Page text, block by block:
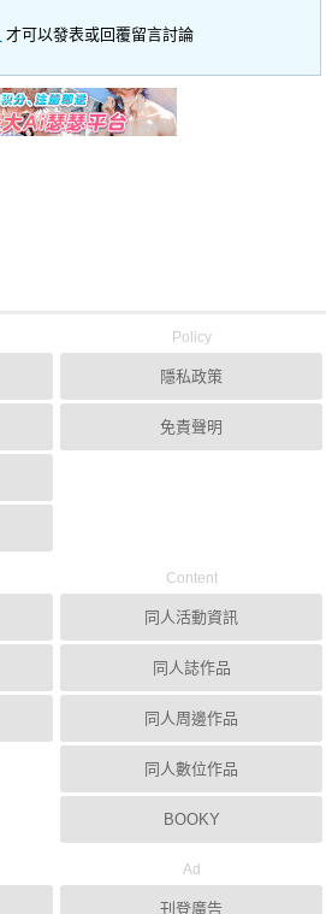
才可以發表或回覆留言討論
Policy
隱私政策
免責聲明
Content
同人活動資訊
同人誌作品
同人周邊作品
同人數位作品
BOOKY
Ad
刊登廣告